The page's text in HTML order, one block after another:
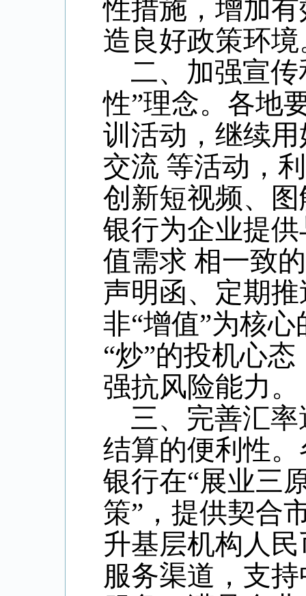
性措施，增加
造良好政策环境
二、加强宣传
性”理念。各地
训活动，继续
交流 等活动，
创新短视频、
银行为企业提
值需求 相一致
声明函、定期
非“增值”为核
“炒”的投机心
强抗风险能力。
三、完善汇率
结算的便利性
银行在“展业三
策”，提供契合
升基层机构人
服务渠道，支